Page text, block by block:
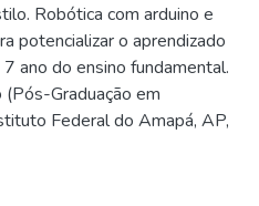
Robótica com arduino e
potencializar o aprendizado
ano do ensino fundamental.
Graduação em
Federal do Amapá, AP,